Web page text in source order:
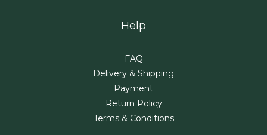
Help
FAQ
Delivery & Shipping
Payment
Return Policy
Terms & Conditions